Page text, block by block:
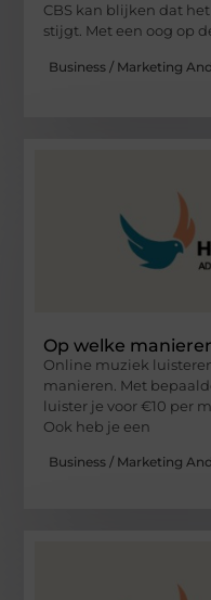
CBS kan blijken dat
stijgt. Met een oog op
Business / Marketing
Op welke
Online muziek
manieren. Met
luister je voor €10 per
Ook heb je een
Business / Marketing